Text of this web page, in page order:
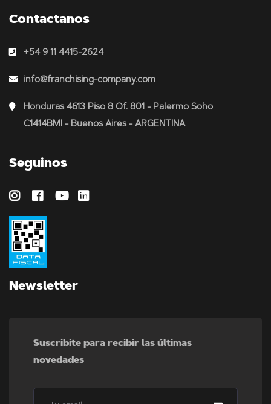
Contactanos
+54 9 11 4415-2624
info@franchising-company.com
Honduras 4613 Piso 8 Of. 801 - Palermo Soho
C1414BMI - Buenos Aires - ARGENTINA
Seguinos
Newsletter
Suscribite para recibir las últimas
novedades